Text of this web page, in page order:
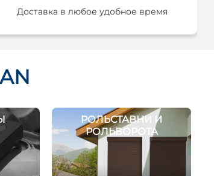
Доставка в любое удобное время
РОЛЬСТАВНИ И
РОЛЬВОРОТА